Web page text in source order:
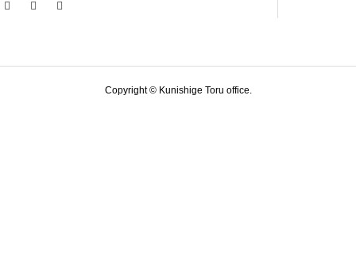
Copyright © Kunishige Toru office.